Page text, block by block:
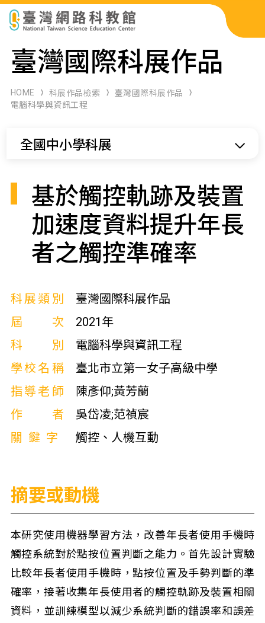
科展作品檢索
科學研習月刊
臺灣國際科展作品
HOME 科展作品檢索
臺灣國際科展作品
電腦科學與資訊工程
全國中小學科展
基於觸控軌跡及裝置
加速度資料提升年長
者之觸控準確率
科展類別
臺灣國際科展作品
屆次
2021年
科別
電腦科學與資訊工程
學校名稱
臺北市立第一女子高級中學
指導老師
陳彥仰;黃芳蘭
作者
吳岱凌;范禎宸
關鍵字
觸控、人機互動
摘要或動機
本研究使用機器學習方法，改善年長者使用手機時
觸控系統對於點按位置判斷之能力。首先設計實驗
比較年長者使用手機時，點按位置及手勢判斷的準
確率，接著收集年長使用者的觸控軌跡及裝置相關
資料，並訓練模型以減少系統判斷的錯誤率和誤差